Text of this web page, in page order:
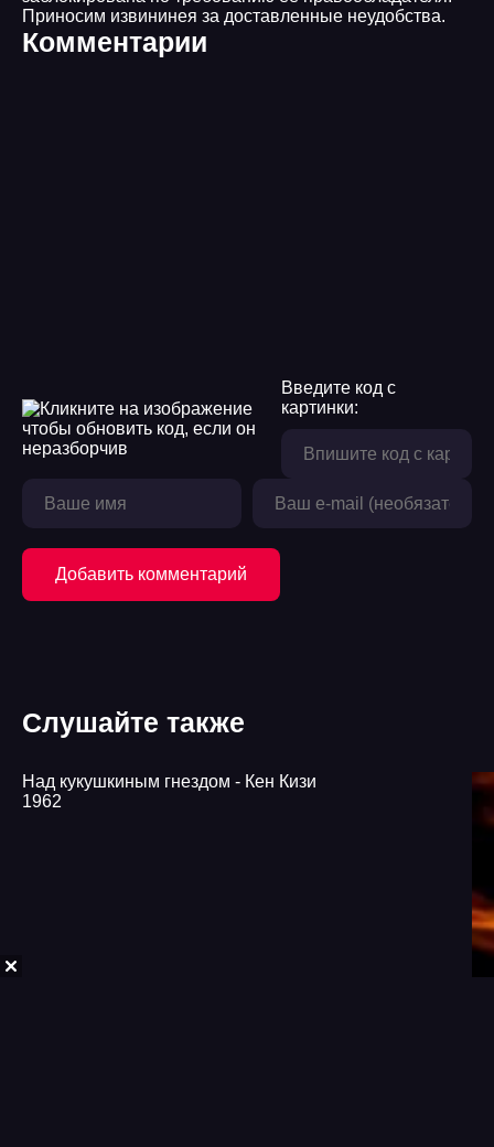
Приносим извининея за доставленные неудобства.
Комментарии
Введите код с
картинки:
Добавить комментарий
Слушайте также
Над кукушкиным гнездом - Кен Кизи
1962